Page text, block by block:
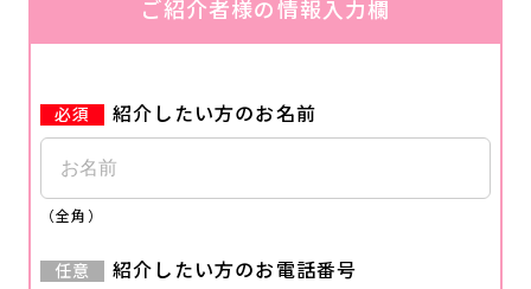
ご紹介者様の情報入力欄
紹介したい方のお名前
（全角）
紹介したい方のお電話番号